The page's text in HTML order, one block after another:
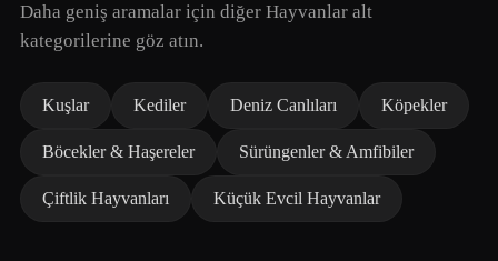
Daha geniş aramalar için diğer Hayvanlar alt
kategorilerine göz atın.
Kuşlar Kediler Deniz Canlıları Köpekler
Böcekler & Haşereler Sürüngenler & Amfibiler
Çiftlik Hayvanları Küçük Evcil Hayvanlar